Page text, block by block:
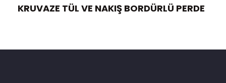
KRUVAZE TÜL VE NAKIŞ BORDÜRLÜ PERDE